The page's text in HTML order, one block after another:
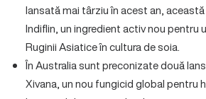
lansată mai târziu în acest an,
Indiflin, un ingredient activ nou pentru
Ruginii Asiatice în cultura de soia.
În Australia sunt preconizate două
Xivana, un nou fungicid global pentru